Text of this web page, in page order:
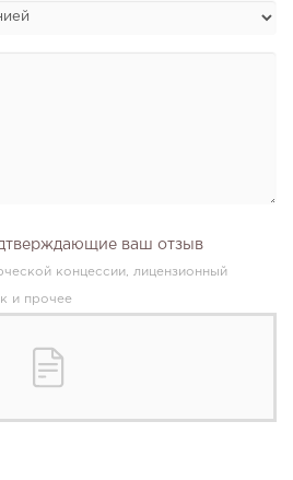
ваш отзыв
концессии, лицензионный
и прочее